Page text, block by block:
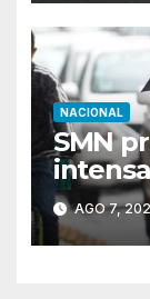
NACIONAL
SMN
agosto
AGO 7,